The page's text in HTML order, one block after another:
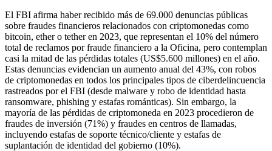
El FBI afirma haber recibido más de 69.000 denuncias públicas
sobre fraudes financieros relacionados con criptomonedas como
bitcoin, ether o tether en 2023, que representan el 10% del número
total de reclamos por fraude financiero a la Oficina, pero contemplan
casi la mitad de las pérdidas totales (US$5.600 millones) en el año.
Estas denuncias evidencian un aumento anual del 43%, con robos
de criptomonedas en todos los principales tipos de ciberdelincuencia
rastreados por el FBI (desde malware y robo de identidad hasta
ransomware, phishing y estafas románticas). Sin embargo, la
mayoría de las pérdidas de criptomoneda en 2023 procedieron de
fraudes de inversión (71%) y fraudes en centros de llamadas,
incluyendo estafas de soporte técnico/cliente y estafas de
suplantación de identidad del gobierno (10%).